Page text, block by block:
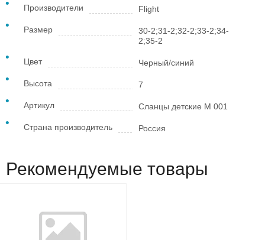
Производители Flight
Размер
30-2;31-2;32-2;33-2;34-
2;35-2
Цвет Черный/синий
Высота 7
Артикул Сланцы детские М 001
Страна производитель Россия
Рекомендуемые товары